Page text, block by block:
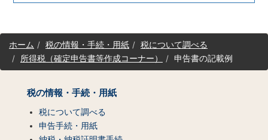
サ
イホーム 税の情報・手続・用紙
税について調べる
所得税（確定申告書等作成コーナー）
申告書の記載例
税の情報・手続・用紙
税について調べる
申告手続・用紙